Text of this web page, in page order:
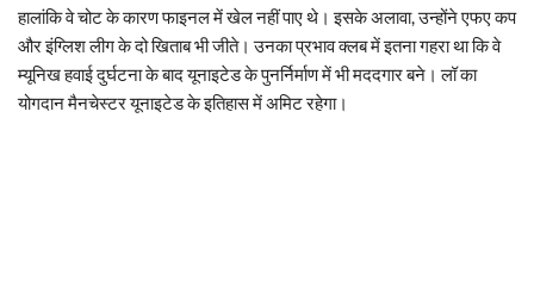
हालांकि वे चोट के कारण फाइनल में खेल नहीं पाए थे। इसके अलावा, उन्होंने एफए कप
और इंग्लिश लीग के दो खिताब भी जीते। उनका प्रभाव क्लब में इतना गहरा था कि वे
म्यूनिख हवाई दुर्घटना के बाद यूनाइटेड के पुनर्निर्माण में भी मददगार बने। लॉ का
योगदान मैनचेस्टर यूनाइटेड के इतिहास में अमिट रहेगा।